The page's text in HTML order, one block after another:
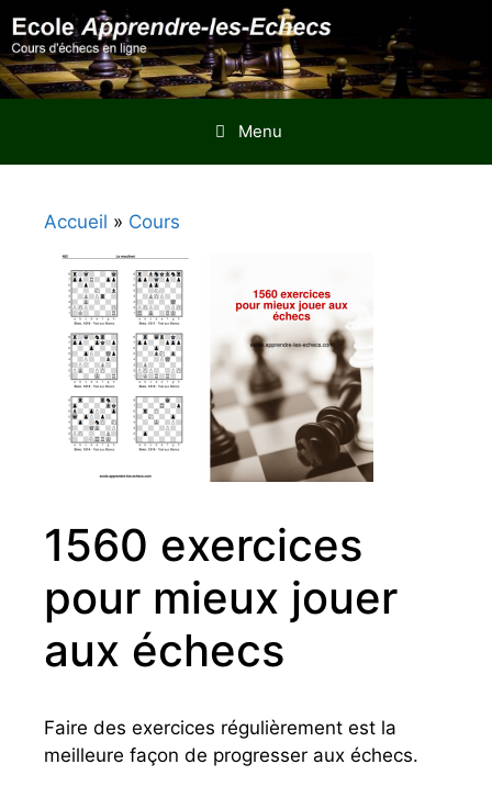
Aller
au
contenu
Menu
Accueil » Cours
1560 exercices
pour mieux jouer
aux échecs
Faire des exercices régulièrement est la
meilleure façon de progresser aux échecs.